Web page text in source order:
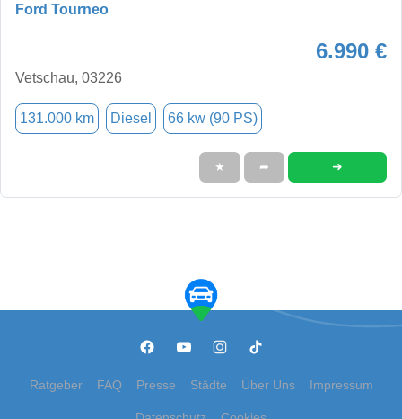
Ford Tourneo
6.990 €
Vetschau, 03226
131.000 km Diesel 66 kw (90 PS)
★ ➦ ➜
Ratgeber FAQ Presse Städte Über Uns Impressum